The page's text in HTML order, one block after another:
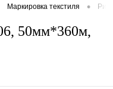
Маркировка текстиля •
50мм*360м,